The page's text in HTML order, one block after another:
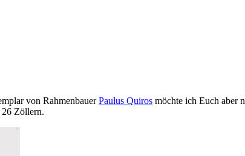
von RahmenbauerPaulus Quiros möchte ich Euch aber
26 Zöllern.